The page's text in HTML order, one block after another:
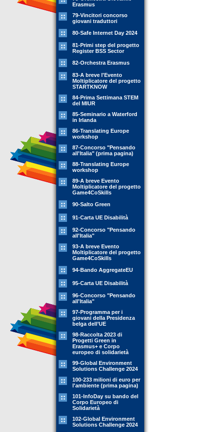
Erasmus
79-Vincitori concorso
giovani traduttori
80-Safe Internet Day 2024
81-Primi step del progetto
Register BSS Sector
82-Orchestra Erasmus
83-A breve l'Evento
Moltiplicatore del progetto
STARTKNOW
84-Prima Settimana STEM
del MIUR
85-Seminario a Waterford
in Irlanda
86-Translating Europe
workshop
87-Concorso "Pensando
all'Italia" (prima pagina)
88-Translating Europe
workshop
89-A breve Evento
Moltiplicatore del progetto
Game4CoSkills
90-Salto Green
91-Carta UE Disabilità
92-Concorso "Pensando
all'Italia"
93-A breve Evento
Moltiplicatore del progetto
Game4CoSkills
94-Bando AggregateEU
95-Carta UE Disabilità
96-Concorso "Pensando
all'Italia"
97-Programma per i
giovani della Presidenza
belga dell’UE
98-Raccolta 2023 di
Progetti Green in
Erasmus+ e Corpo
europeo di solidarietà
99-Global Environment
Solutions Challenge 2024
100-233 milioni di euro per
l'ambiente (prima pagina)
101-InfoDay su bando del
Corpo Europeo di
Solidarietà
102-Global Environment
Solutions Challenge 2024